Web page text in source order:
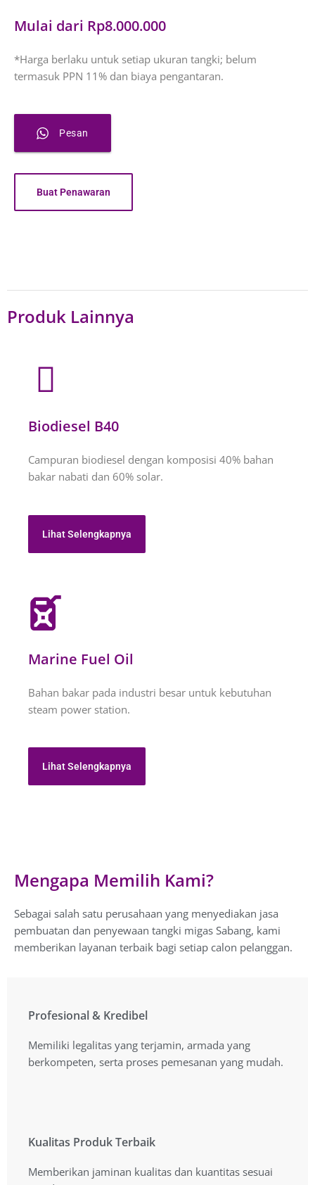
Mulai dari Rp8.000.000
*Harga berlaku untuk setiap ukuran tangki; belum
termasuk PPN 11% dan biaya pengantaran.
Pesan
Buat Penawaran
Produk Lainnya
Biodiesel B40
Campuran biodiesel dengan komposisi 40% bahan
bakar nabati dan 60% solar.
Lihat Selengkapnya
Marine Fuel Oil
Bahan bakar pada industri besar untuk kebutuhan
steam power station.
Lihat Selengkapnya
Mengapa Memilih Kami?
Sebagai salah satu perusahaan yang menyediakan jasa
pembuatan dan penyewaan tangki migas Sabang, kami
memberikan layanan terbaik bagi setiap calon pelanggan.
Profesional & Kredibel
Memiliki legalitas yang terjamin, armada yang
berkompeten, serta proses pemesanan yang mudah.
Profesional & Kredibel
Memiliki legalitas yang terjamin, armada yang
berkompeten, serta proses pemesanan yang mudah.
Kualitas Produk Terbaik
Memberikan jaminan kualitas dan kuantitas sesuai
Kualitas Produk Terbaik
Memberikan jaminan kualitas dan kuantitas sesuai